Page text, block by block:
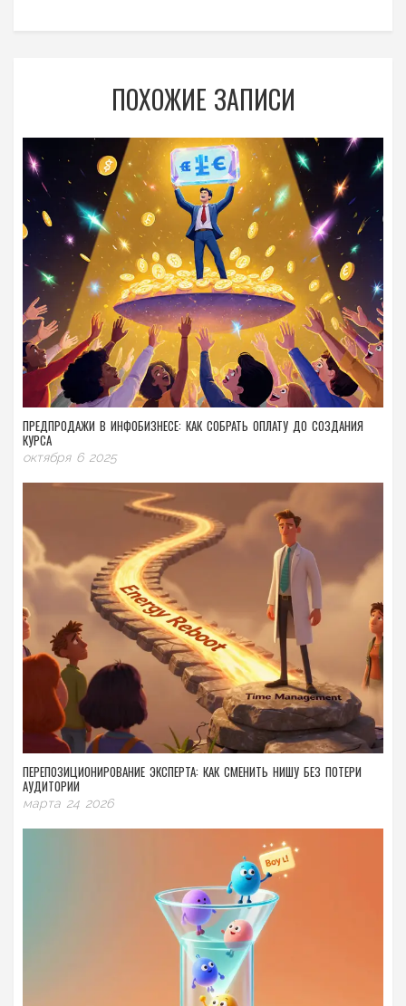
ПОХОЖИЕ ЗАПИСИ
ПРЕДПРОДАЖИ В ИНФОБИЗНЕСЕ: КАК СОБРАТЬ ОПЛАТУ ДО СОЗДАНИЯ
КУРСА
октября 6 2025
ПЕРЕПОЗИЦИОНИРОВАНИЕ ЭКСПЕРТА: КАК СМЕНИТЬ НИШУ БЕЗ ПОТЕРИ
АУДИТОРИИ
марта 24 2026